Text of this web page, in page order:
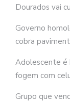
Dourados vai
Governo
cobra
Adolescente é
fogem com
Grupo que